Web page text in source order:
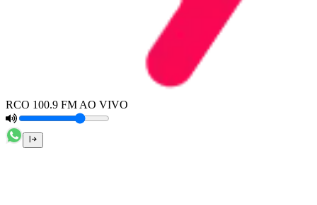
RCO 100.9 FM AO VIVO